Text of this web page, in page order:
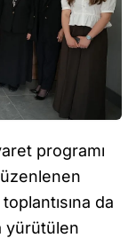
programı
da
yürütülen